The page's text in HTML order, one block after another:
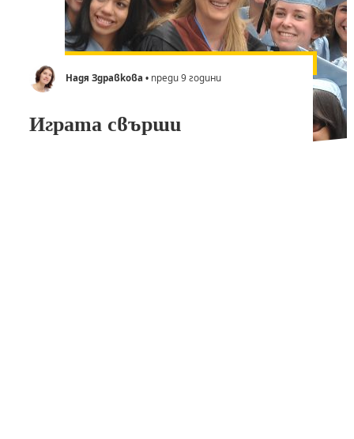
Надя Здравкова • преди 9 години
Играта свърши